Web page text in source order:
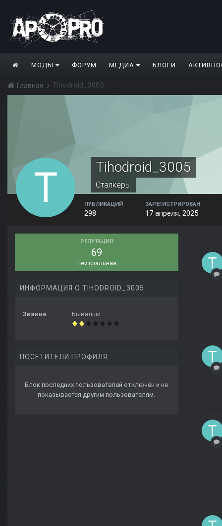
МОДЫ ФОРУМ МЕДИА БЛОГИ
Главная Tihodroid_3005
Tihodroid_3005
Сталкеры
ПУБЛИКАЦИЙ
298
ЗАРЕГИСТРИРОВАН
17 апреля, 2025
РЕПУТАЦИЯ
69
Нейтральная
ИНФОРМАЦИЯ О TIHODROID_3005
Звание Бывалый
ПОСЕТИТЕЛИ ПРОФИЛЯ
Блок последних пользователей отключён и не
показывается другим пользователям.